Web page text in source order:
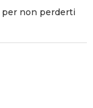
per non perderti